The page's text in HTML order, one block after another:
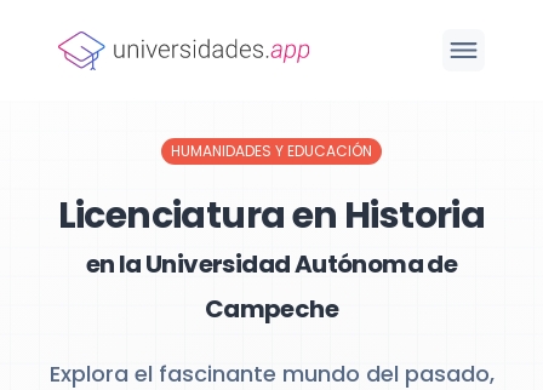
HUMANIDADES Y EDUCACIÓN
Licenciatura en Historia
en la Universidad Autónoma de
Campeche
Explora el fascinante mundo del pasado,